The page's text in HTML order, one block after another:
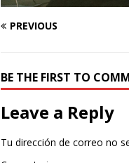
PREVIOUS
BE THE FIRST TO
Leave a Reply
Tu dirección de correo no